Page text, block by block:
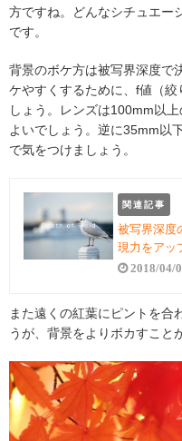
方ですね。どんなシチュエー
です。
背景のボケ方は被写界深度で
ケやすくするために、f値（
しょう。レンズは100mm以
よいでしょう。逆に35mm以
で気をつけましょう。
関連記事
被写界深度
現力をアッ
2018/04/
また遠くの紅葉にピントを合
うが、背景をよりボカすこと